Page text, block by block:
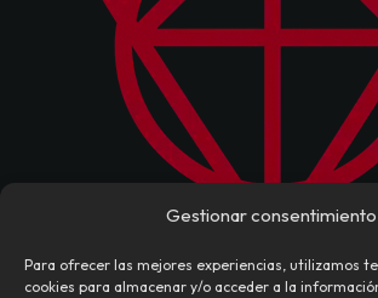
Gestionar consentimiento
Para ofrecer las mejores experiencias, utilizamos
cookies para almacenar y/o acceder a la